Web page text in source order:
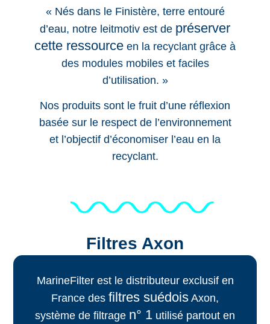
« Nés dans le Finistère, terre entouré
d’eau, notre leitmotiv est de préserver
cette ressource en la recyclant grâce à
desmodules mobileset faciles
d’utilisation. »
Nos produits sont le fruit d’une réflexion
basée sur le respect de l’environnement
et l’objectif d’économiser l’eau en la
recyclant.
Filtres Axon
MarineFilter est le distributeur exclusif en
France des filtres suédois Axon,
système de filtrage n° 1 utilisé partout en